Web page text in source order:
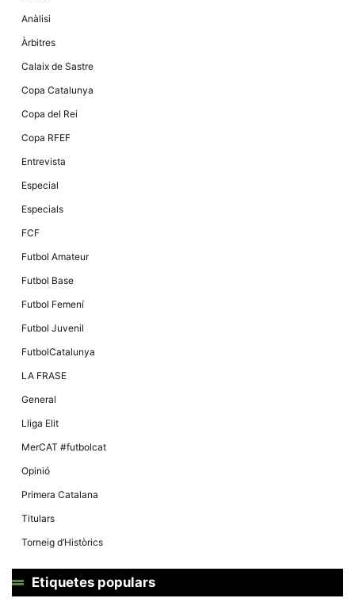
Anàlisi
Àrbitres
Calaix de Sastre
Copa Catalunya
Copa del Rei
Copa RFEF
Entrevista
Especial
Especials
FCF
Futbol Amateur
Futbol Base
Futbol Femení
Futbol Juvenil
FutbolCatalunya
LA FRASE
General
Lliga Elit
MerCAT #futbolcat
Opinió
Primera Catalana
Titulars
Torneig d’Històrics
Etiquetes populars